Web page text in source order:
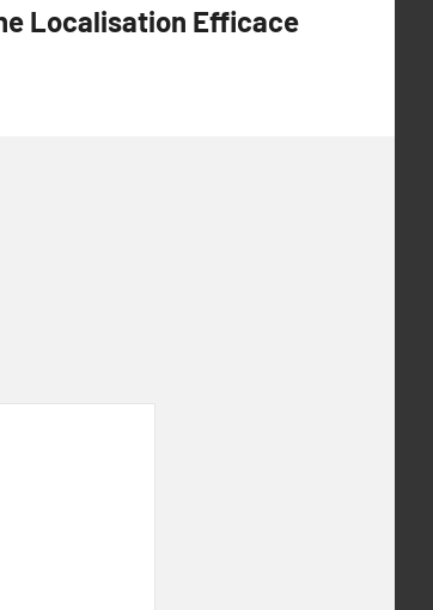
Localisation Efficace